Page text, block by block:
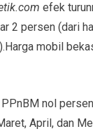
efek
2 persen (dari
mobil
nol
April, dan